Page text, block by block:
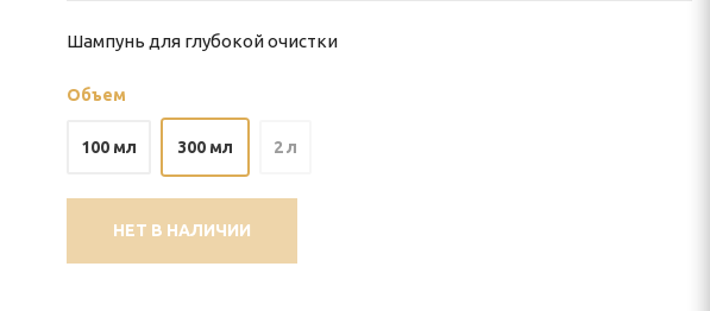
Шампунь для глубокой очистки
Объем
100 мл 300 мл 2 л
НЕТ В НАЛИЧИИ